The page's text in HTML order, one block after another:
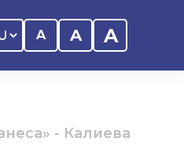
A A A
- Калиева